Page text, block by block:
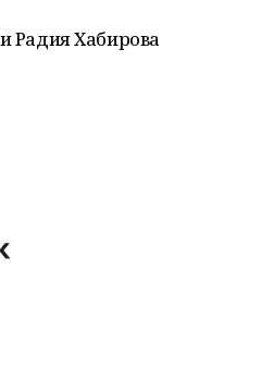
Радия Хабирова